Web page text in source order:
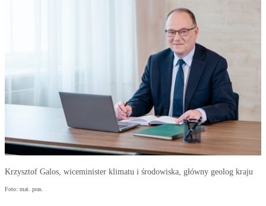
Krzysztof Galos, wiceminister klimatu i środowiska, główny geolog kraju
Foto: mat. pras.